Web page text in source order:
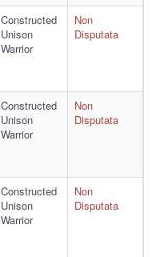
Constructed
Unison
Warrior
Non
Disputata
Constructed
Unison
Warrior
Non
Disputata
Constructed
Unison
Warrior
Non
Disputata